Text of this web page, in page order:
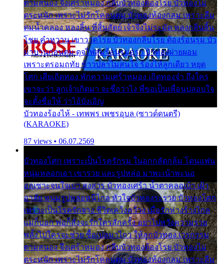
ตามสนอง จึงเศร้าหมอง กลีบบัวทองต้องโรย บัวทองไม่
ตระหนัก เพราะไม่รักโคลนตม บัวทองท้องกลม เพราะลืม
ตมน้ำคลอง หลงลิ้น ที่สิ้นสัตย์ เจ้าจึงไม่ระมัด หลงกลิ่นลิ้น
โชย คำหวาน เขาวาดโรย บัวทองกลีบโรย ต้องร้อนรุม บัว
มาบานก่อนตูม ดุจไฟสุมร้อนรุมอุรา บัวทองผ่ายผอม
เพราะตรอมฤทัย ข้าวปลาไม่สนใจ ร้องไห้ลูกเดียว หยุด
โศก เสียเถิดทอง พักความเศร้าหมอง เถิดทองจ๋า ถึงใคร
เขาจะว่า ลูกเจ้าเกิดมา จะชื่อว่าไง พี่ขอเป็นเพื่อนปลอบใจ
จะตั้งชื่อให้ ว่าไอ้บังเอิญ
บัวทองร้องไห้ - เทพพร เพชรอุบล (ซาวด์ดนตรี)
(KARAOKE)
87 views • 06.07.2569
บัวทองโศก เพราะเป็นโรครักรุม ในอกกลัดกลุ้ม โดนแฟน
หนุ่มหลอกเอา เขารวย และรูปหล่อ มาพะเน้าพะนอ
ออเซาะจนใจเบา สงสาร บัวทองเศร้า น้ำตาคลอเบ้า เฝ้า
อาลัย หนุ่มรูปหล่อหนีไกล หัวใจบัวทองระรวย บัวทองโศก
เพราะเป็นโรครักจาง ชีวิตเคว้งคว้าง เมื่อรักห่างร้างไกล
แม่ก็บอก พ่อก็สั่งจะรักใครสักครั้ง อย่าไปหวังความรวย
พลั้งไปใครจะช่วย ซื้อเปลมาไกว ให้ลูกบัวทอง เวรกรรม
ตามสนอง จึงเศร้าหมอง กลีบบัวทองต้องโรย บัวทองไม่
ตระหนัก เพราะไม่รักโคลนตม บัวทองท้องกลม เพราะลืม